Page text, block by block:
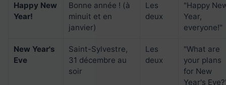
Happy New
Year!
Bonne année ! (à
minuit et en
janvier)
Les
deux
"Happy
Year,
everyone!"
New Year's
Eve
Saint-Sylvestre,
31 décembre au
soir
Les
deux
"What are
your plans
for New
Year's